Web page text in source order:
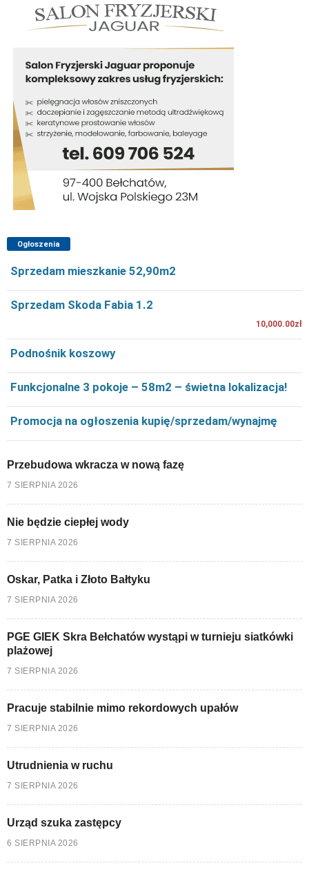
Ogłoszenia
Sprzedam mieszkanie 52,90m2
Sprzedam Skoda Fabia 1.2
10,000.00zł
Podnośnik koszowy
Funkcjonalne 3 pokoje – 58m2 – świetna lokalizacja!
Promocja na ogłoszenia kupię/sprzedam/wynajmę
Przebudowa wkracza w nową fazę
7 SIERPNIA 2026
Nie będzie ciepłej wody
7 SIERPNIA 2026
Oskar, Patka i Złoto Bałtyku
7 SIERPNIA 2026
PGE GIEK Skra Bełchatów wystąpi w turnieju siatkówki
plażowej
7 SIERPNIA 2026
Pracuje stabilnie mimo rekordowych upałów
7 SIERPNIA 2026
Utrudnienia w ruchu
7 SIERPNIA 2026
Urząd szuka zastępcy
6 SIERPNIA 2026